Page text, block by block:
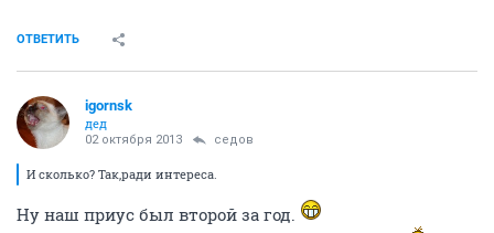
ОТВЕТИТЬ
igornsk
дед
02 октября 2013 седов
И сколько? Так,ради интереса.
Ну наш приус был второй за год.